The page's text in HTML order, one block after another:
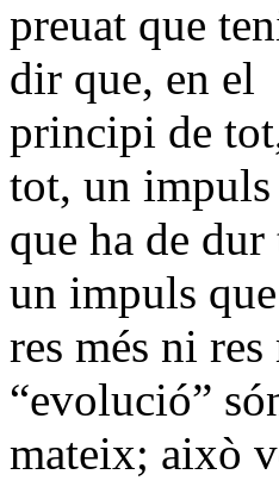
preuat que
dir que, en el
principi de
tot, un impuls
que ha de
un impuls
res més ni
“evolució”
mateix; això